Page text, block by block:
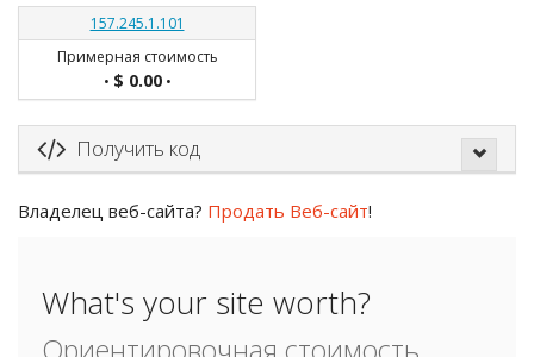
157.245.1.101
Примерная стоимость
• $ 0.00•
Получить код
Владелец веб-сайта? Продать Веб-сайт!
What's your site worth?